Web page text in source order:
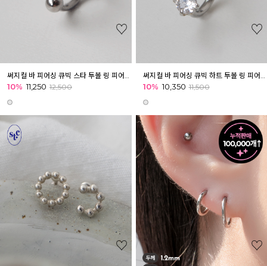
10% 11,250 12,500 10% 10,350 11,500